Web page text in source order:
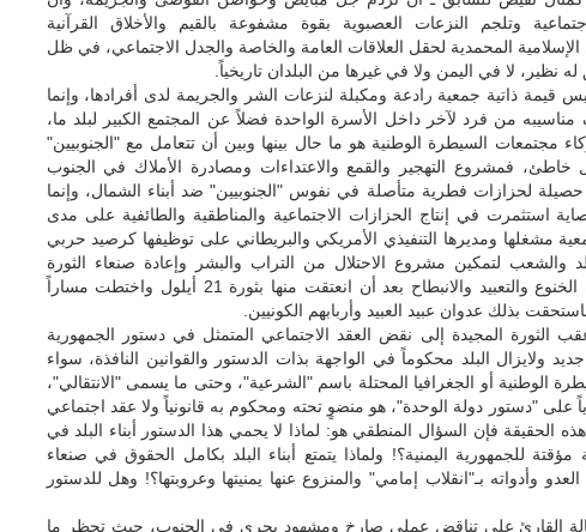
وتلجم النزعات العصبوية بقوة مشفوعة بالقيم والأخلاق القرآنية
المحمدية لحقل العلاقات العامة والخاصة والجدل الاجتماعي، في ظل
نظير، لا في اليمن ولا في غيرها من البلدان تاريخياً.
قيمة ذاتية جمعية رادعة ومكبلة لنزعات الشر والجريمة لدى أفرادها، وإنما
من فرد لآخر داخل الأسرة الواحدة فضلاً عن المجتمع الكبير لبلد ما،
مجتمعات السيطرة الوطنية هو ما حال بينها وبين أن تتعامل مع "الجنوبيين"
فمشروع التهجير والقمع والاعتداءات ومصادرة الأملاك في الجنوب
لحزازات فطرية متأصلة في نفوس "الجنوبيين" ضد أبناء الشمال، وإنما
استثمرت في إنتاج الحزازات الاجتماعية والمناطقية والطائفية على مدى
مشغلها ومديرها التنفيذي الأمريكي والبريطاني على توظيفها كرصيد حربي
والشعب لتمكين مشروع الاحتلال من التراب والبشر وإعادة صنعاء الثورة
الأنصارية إلى حظيرة الخنوع والتعبيد والانبطاح بعد أن انعتقت منها بثورة 21 أيلول واختطت مساراً
بذلك عدوان عبيد العبيد وأربابهم الكونيين.
الثورة المجيدة إلى نقض العقد الاجتماعي المتمثل في دستور الجمهورية
ولايزال البلد محكوماً في الواجهة بذات الدستور والقوانين النافذة، سواء
الوطنية أو الجغرافيا المحتلة باسم "الشرعية"، وحتى ما يسمى "الانتقالي"،
على "دستور دولة الوحدة"، هو منضوٍ تحته ومحكوم به قانونياً ولا عقد اجتماعي
الحقيقة فإن السؤال المنطقي هو: لماذا لا يحمي هذا الدستور أبناء البلد في
للجمهورية اليمنية؟! ولماذا يتمتع أبناء البلد بكامل الحقوق في صنعاء
وأدواته بـ"انقلاب إمامي" والمنزوع عنها يمنيتها وعروبتها؟! وهل للدستور
القارئ على تناقض عملي صارخ ومشهود يجري في الجنوب، حيث تحظر ما